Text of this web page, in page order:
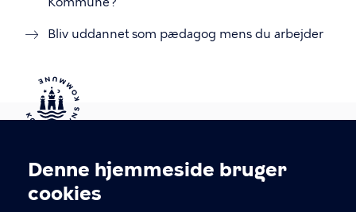
Cookieindstillinger
Denne hjemmeside bruger
cookies
Bliv uddannet som pædagog mens du arbejder
Kontakt Københavns Kommune
T